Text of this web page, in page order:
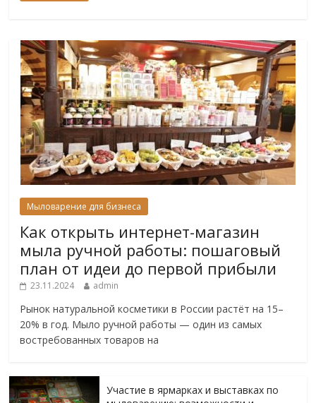
Мыловарение для бизнеса
Как открыть интернет-магазин
мыла ручной работы: пошаговый
план от идеи до первой прибыли
23.11.2024 admin
Рынок натуральной косметики в России растёт на 15–
20% в год. Мыло ручной работы — один из самых
востребованных товаров на
Участие в ярмарках и выставках по